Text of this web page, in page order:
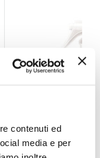
contenuti ed
media e per